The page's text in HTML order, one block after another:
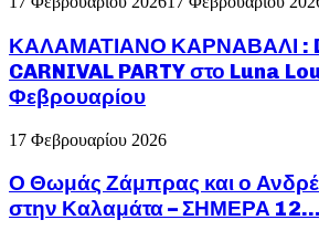
ΚΑΛΑΜΑΤΙΑΝΟ ΚΑΡΝΑΒΑΛΙ :
CARNIVAL PARTY στο Luna
Φεβρουαρίου
17 Φεβρουαρίου 2026
Ο Θωμάς Ζάμπρας και ο
στην Καλαμάτα – ΣΗΜΕΡΑ 12...